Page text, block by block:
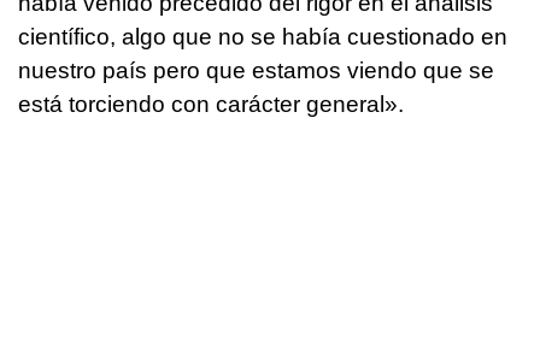
científico, algo que no se había cuestionado en
nuestro país pero que estamos viendo que se
está torciendo con carácter general».